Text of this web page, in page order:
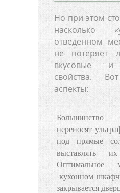
Но при этом
насколько
отведенном
не потеряет
вкусовые и
свойства.
аспекты:
переносят
под прямые
выставлять
кухонном
закрывается